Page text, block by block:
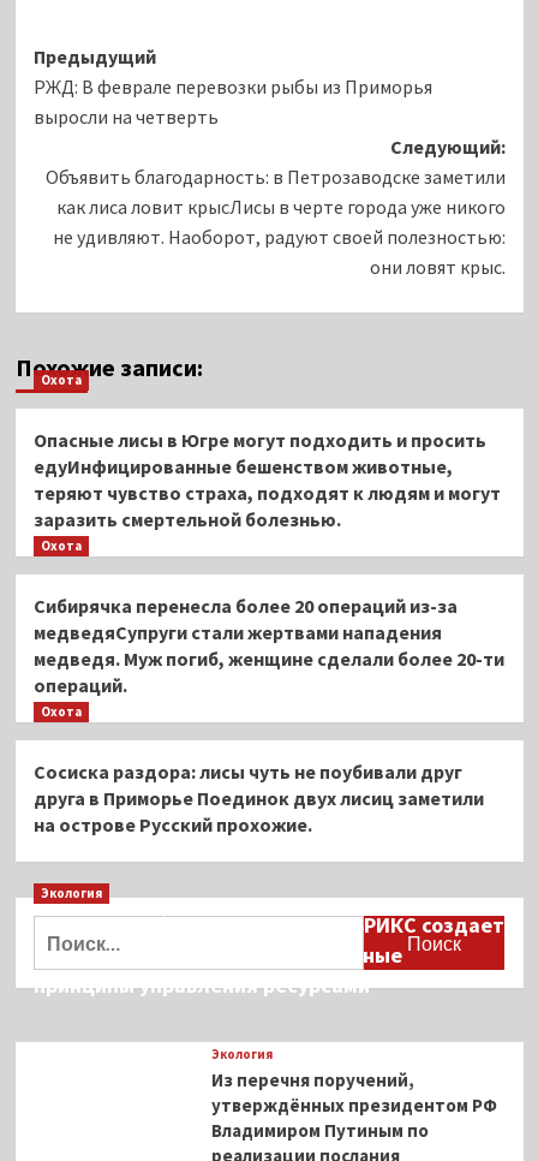
Навигация
записи
Предыдущий
РЖД: В феврале перевозки рыбы из Приморья
выросли на четверть
Следующий:
Объявить благодарность: в Петрозаводске заметили
как лиса ловит крысЛисы в черте города уже никого
не удивляют. Наоборот, радуют своей полезностью:
они ловят крыс.
Похожие записи:
Охота
Опасные лисы в Югре могут подходить и просить
едуИнфицированные бешенством животные,
теряют чувство страха, подходят к людям и могут
заразить смертельной болезнью.
Охота
Сибирячка перенесла более 20 операций из-за
медведяСупруги стали жертвами нападения
медведя. Муж погиб, женщине сделали более 20-ти
операций.
Охота
Сосиска раздора: лисы чуть не поубивали друг
друга в Приморье Поединок двух лисиц заметили
на острове Русский прохожие.
Экология
Дмитрий Кобылкин: площадка БРИКС создает
возможность сформировать единые
принципы управления ресурсами
Экология
Из перечня поручений,
утверждённых президентом РФ
Владимиром Путиным по
реализации послания